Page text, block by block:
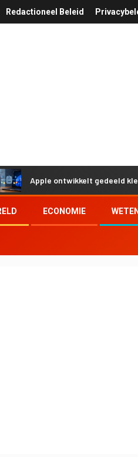
Redactioneel Beleid
ontwikkelt gedeeld klembord
ECONOMIE